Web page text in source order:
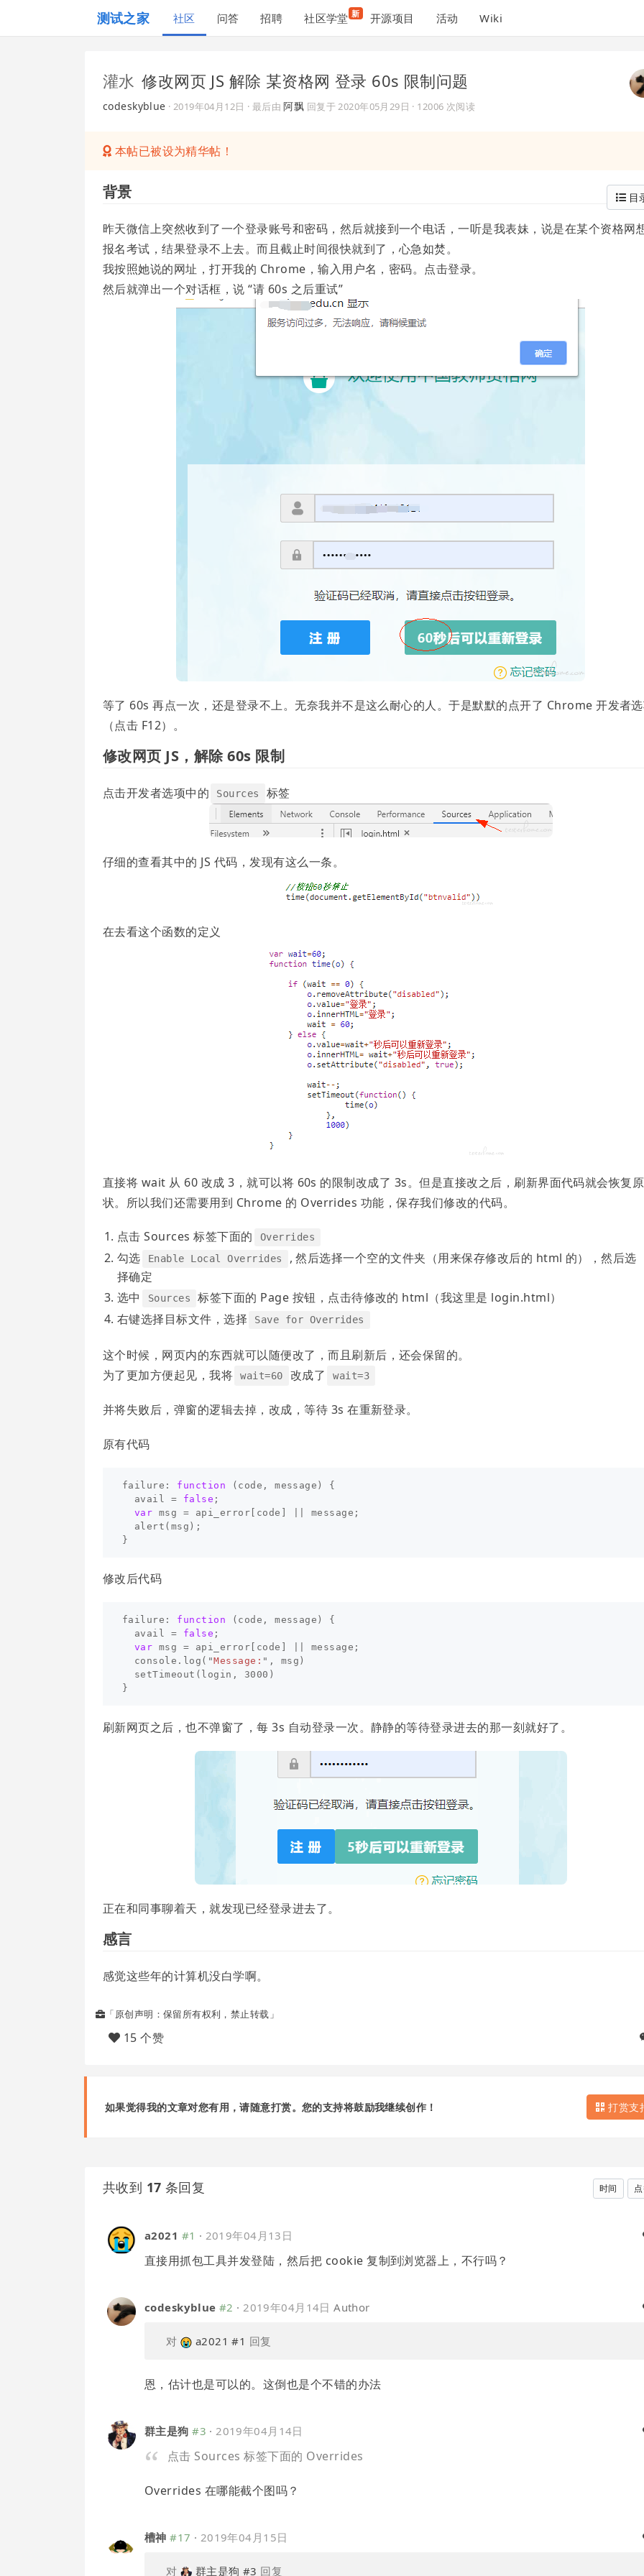
测试之家 社区 问答 招聘 社区学堂 新 开源项目 活动 Wiki
灌水 修改网页 JS 解除 某资格网 登录 60s 限制问题
codeskyblue · 2019年04月12日 · 最后由阿飘 回复于2020年05月29日 · 12006 次阅读
本帖已被设为精华帖！
目
背景
昨天微信上突然收到了一个登录账号和密码，然后就接到一个电话，一听是我表妹，说是在某个资格网
报名考试，结果登录不上去。而且截止时间很快就到了，心急如焚。
我按照她说的网址，打开我的 Chrome，输入用户名，密码。点击登录。
然后就弹出一个对话框，说 “请 60s 之后重试”
等了 60s 再点一次，还是登录不上。无奈我并不是这么耐心的人。于是默默的点开了 Chrome 开发者
（点击 F12）。
修改网页 JS，解除 60s 限制
点击开发者选项中的 Sources 标签
仔细的查看其中的 JS 代码，发现有这么一条。
在去看这个函数的定义
直接将 wait 从 60 改成 3，就可以将 60s 的限制改成了 3s。但是直接改之后，刷新界面代码就会恢复原
状。所以我们还需要用到 Chrome 的 Overrides 功能，保存我们修改的代码。
点击 Sources 标签下面的 Overrides
勾选 Enable Local Overrides
, 然后选择一个空的文件夹（用来保存修改后的 html 的），然后选
择确定
选中
Sources
标签下面的 Page 按钮，点击待修改的 html（我这里是 login.html）
右键选择目标文件，选择
Save for Overrides
这个时候，网页内的东西就可以随便改了，而且刷新后，还会保留的。
为了更加方便起见，我将
wait=60 改成了 wait=3
并将失败后，弹窗的逻辑去掉，改成，等待 3s 在重新登录。
原有代码
failure : function ( code , message )
{
avail
= false ;
var msg = api_error [ code ] message ;
alert ( msg );
}
修改后代码
failure : function ( code , message )
{
avail
= false ;
var msg = api_error code message ;
console . log ( "Message: " , msg )
setTimeout ( login , 3000 )
}
刷新网页之后，也不弹窗了，每 3s 自动登录一次。静静的等待登录进去的那一刻就好了。
正在和同事聊着天，就发现已经登录进去了。
感言
感觉这些年的计算机没白学啊。
「原创声明：保留所有权利，禁止转载」
15 个赞
如果觉得我的文章对您有用，请随意打赏。您的支持将鼓励我继续创作！ 打赏支
共收到 17 条回复 时间
a2021 #1 · 2019年04月13日
直接用抓包工具并发登陆，然后把 cookie 复制到浏览器上，不行吗？
codeskyblue #2 ·2019年04月14日 Author
对 a2021 #1 回复
恩，估计也是可以的。这倒也是个不错的办法
群主是狗 #3 ·2019年04月14日
点击 Sources 标签下面的 Overrides
Overrides 在哪能截个图吗？
槽神 #17 · 2019年04月15日
对 群主是狗 #3 回复